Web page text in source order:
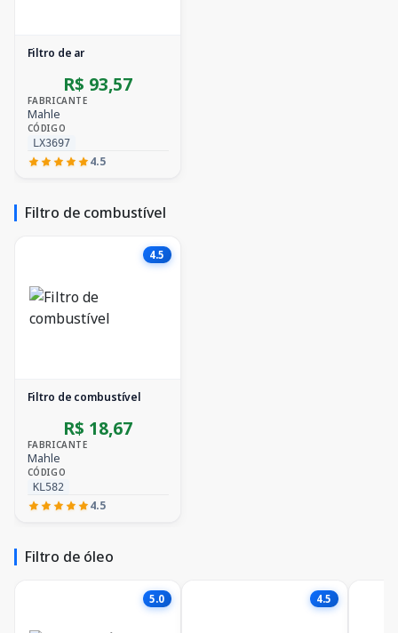
Filtro de ar
R$ 93,57
FABRICANTE
Mahle
CÓDIGO
LX3697
4.5
Filtro de combustível
4.5
Filtro de combustível
R$ 18,67
FABRICANTE
Mahle
CÓDIGO
KL582
4.5
Filtro de óleo
5.0 4.5